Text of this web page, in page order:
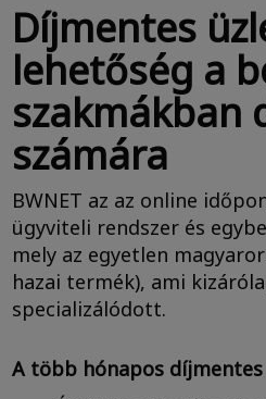
Díjmentes
lehetőség a
szakmákban
számára
BWNET az az online
ügyviteli rendszer és
mely az egyetlen
hazai termék), ami
specializálódott.
A több hónapos díjmentes